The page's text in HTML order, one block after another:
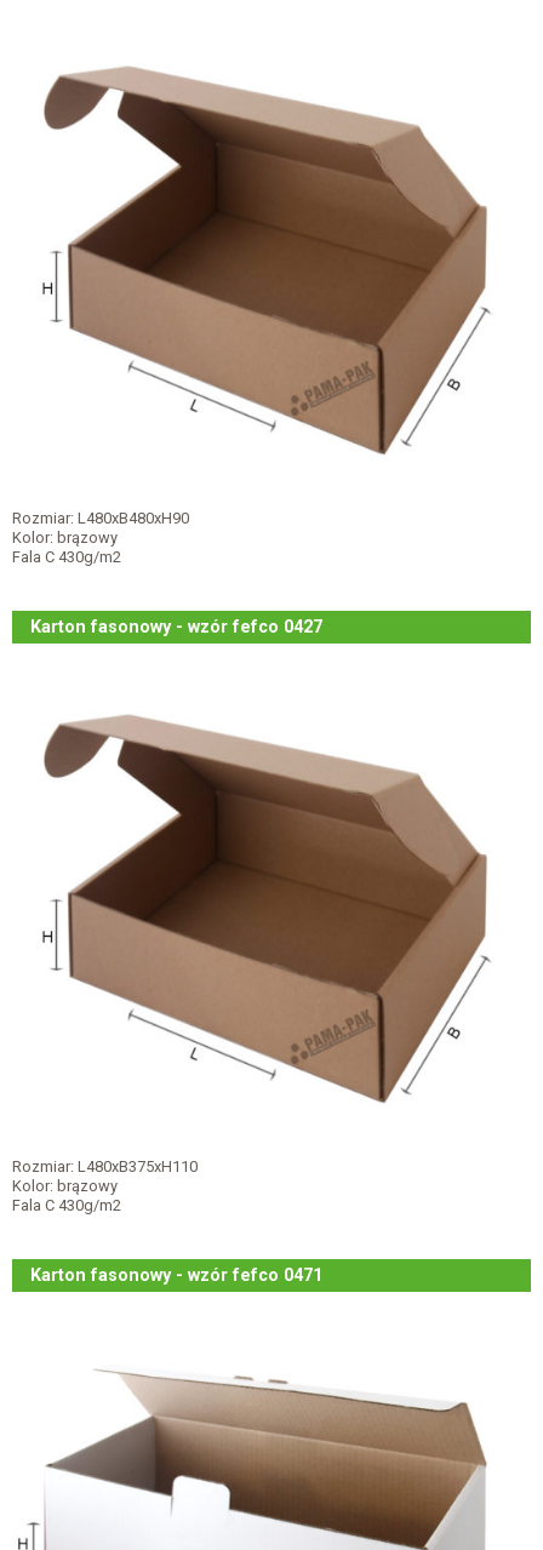
Rozmiar: L480xB480xH90
Kolor: brązowy
Fala C 430g/m2
Karton fasonowy - wzór fefco 0427
Rozmiar: L480xB375xH110
Kolor: brązowy
Fala C 430g/m2
Karton fasonowy - wzór fefco 0471